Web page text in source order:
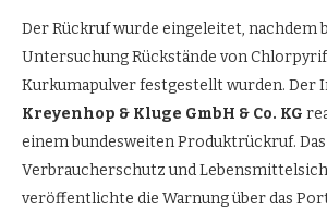
Der Rückruf wurde eingeleitet, nachdem
Untersuchung Rückstände von
Kurkumapulver festgestellt wurden. Der
Kreyenhop & Kluge GmbH & Co. KG
einem bundesweiten Produktrückruf.
Verbraucherschutz und
veröffentlichte die Warnung über das